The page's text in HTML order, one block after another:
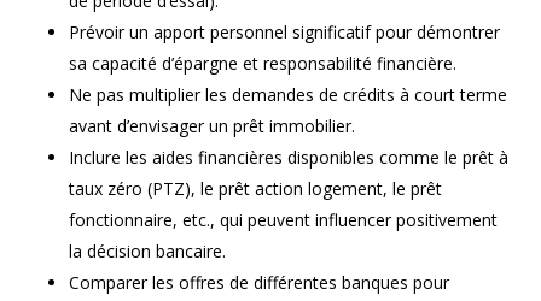
Prévoir un apport personnel significatif pour démontrer
sa capacité d’épargne et responsabilité financière.
Ne pas multiplier les demandes de crédits à court terme
avant d’envisager un prêt immobilier.
Inclure les aides financières disponibles comme le prêt à
taux zéro (PTZ), le prêt action logement, le prêt
fonctionnaire, etc., qui peuvent influencer positivement
la décision bancaire.
Comparer les offres de différentes banques pour